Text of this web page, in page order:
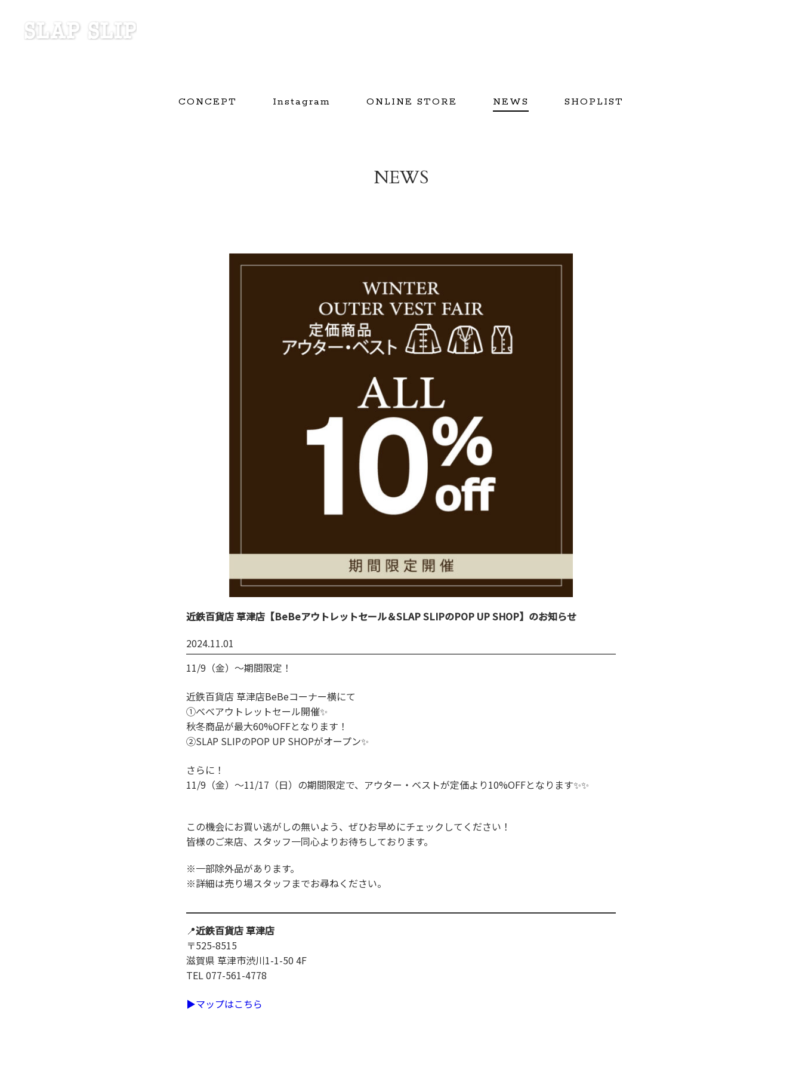
CONCEPT Instagram ONLINE STORE NEWS SHOPLIST
NEWS
近鉄百貨店 草津店【BeBeアウトレットセール＆SLAP SLIPのPOP UP SHOP】のお知らせ
2024.11.01
11/9（金）～期間限定！
近鉄百貨店 草津店BeBeコーナー横にて
➀べべアウトレットセール開催✨
秋冬商品が最大60%OFFとなります！
➁SLAP SLIPのPOP UP SHOPがオープン✨
さらに！
11/9（金）～11/17（日）の期間限定で、アウター・ベストが定価より10%OFFとなります✨✨
この機会にお買い逃がしの無いよう、ぜひお早めにチェックしてください！
皆様のご来店、スタッフ一同心よりお待ちしております。
※一部除外品があります。
※詳細は売り場スタッフまでお尋ねください。
📍近鉄百貨店 草津店
〒525-8515
滋賀県 草津市渋川1-1-50 4F
TEL 077-561-4778
▶マップはこちら